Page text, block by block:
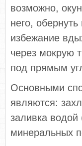
возможно,
него,
избежание
через мокрую
под прямым
Основными
являются:
заливка водой
минеральных